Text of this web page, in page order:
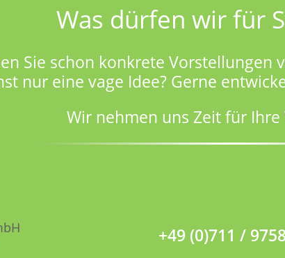
Was dürfen wir für
Sie schon konkrete Vorstellungen
nur eine vage Idee? Gerne
Wir nehmen uns Zeit für
+49 (0)711 /